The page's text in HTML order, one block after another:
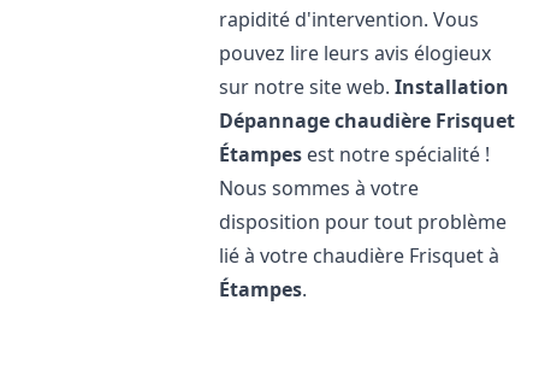
rapidité d'intervention. Vous
pouvez lire leurs avis élogieux
sur notre site web.Installation
Dépannage chaudière Frisquet
Étampes est notre spécialité !
Nous sommes à votre
disposition pour tout problème
lié à votre chaudière Frisquet à
Étampes.